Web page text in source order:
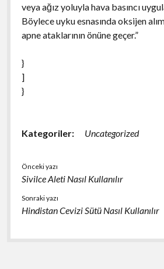
veya ağız yoluyla hava basıncı
Böylece uyku esnasında oksijen
apne ataklarının önüne geçer.”
}
]
}
Kategoriler: Uncategorized
Önceki yazı
Sivilce Aleti Nasıl Kullanılır
Sonraki yazı
Hindistan Cevizi Sütü Nasıl Kullanılır